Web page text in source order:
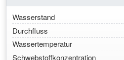
Wasserstand
Durchfluss
Wassertemperatur
Schwebstoffkonzentration